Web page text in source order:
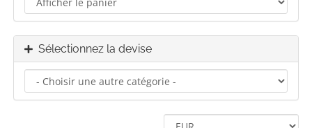
Sélectionnez la devise